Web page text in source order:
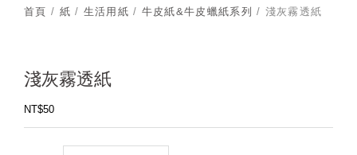
首頁 / 紙 / 生活用紙 / 牛皮紙&牛皮蠟紙系列 / 淺灰霧透紙
淺灰霧透紙
NT$50